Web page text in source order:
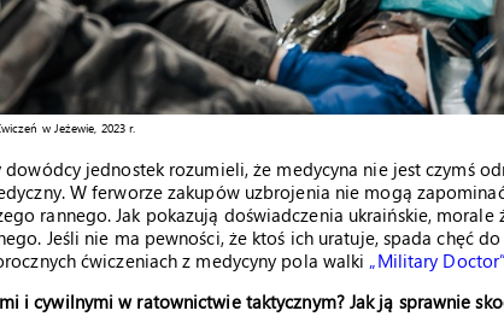
w Jeżewie, 2023 r.
dowódcy jednostek rozumieli, że medycyna nie jest czymś
W ferworze zakupów uzbrojenia nie mogą
rannego. Jak pokazują doświadczenia ukraińskie, morale
Jeśli nie ma pewności, że ktoś ich uratuje, spada chęć
ćwiczeniach z medycyny pola walki „Military Doctor”
i cywilnymi w ratownictwie taktycznym? Jak ją sprawnie